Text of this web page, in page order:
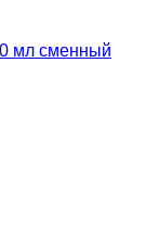
мл сменный